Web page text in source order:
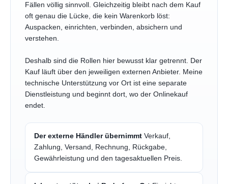
Fällen völlig sinnvoll. Gleichzeitig bleibt nach dem Kauf
oft genau die Lücke, die kein Warenkorb löst:
Auspacken, einrichten, verbinden, absichern und
verstehen.
Deshalb sind die Rollen hier bewusst klar getrennt. Der
Kauf läuft über den jeweiligen externen Anbieter. Meine
technische Unterstützung vor Ort ist eine separate
Dienstleistung und beginnt dort, wo der Onlinekauf
endet.
Der externe Händler übernimmt Verkauf,
Zahlung, Versand, Rechnung, Rückgabe,
Gewährleistung und den tagesaktuellen Preis.